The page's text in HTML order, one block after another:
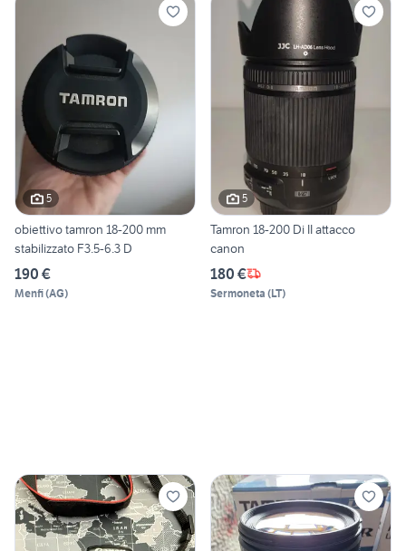
5
obiettivo tamron 18-200 mm
stabilizzato F3.5-6.3 D
190 €
Menfi(AG)
5
Tamron 18-200 Di II attacco
canon
180 €
Sermoneta (LT)